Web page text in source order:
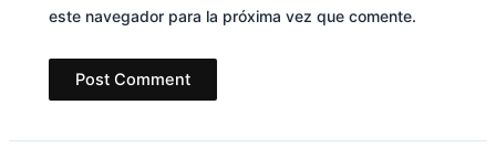
este navegador para la próxima vez que comente.